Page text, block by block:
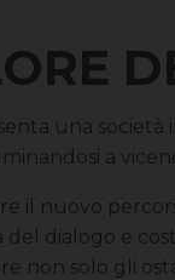
una
a
il nuovo
dialogo e
non solo gli